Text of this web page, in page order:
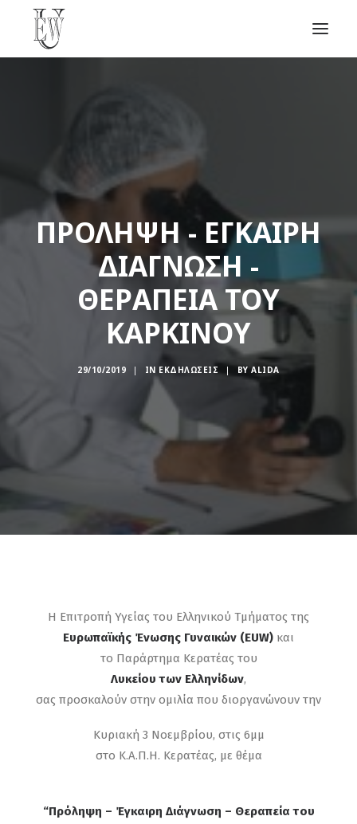
ΣΥΜΜΕΤΟΧΗ
ΕΠΙΚΟΙΝΩΝΙΑ
ΠΡΌΛΗΨΗ - ΈΓΚΑΙΡΗ
ΔΙΆΓΝΩΣΗ -
ΘΕΡΑΠΕΊΑ ΤΟΥ
ΚΑΡΚΊΝΟΥ
29/10/2019 | IN ΕΚΔΗΛΏΣΕΙΣ | BYALIDA
Η Επιτροπή Υγείας του Ελληνικού Τμήματος της
Ευρωπαϊκής Ένωσης Γυναικών (EUW) και
το Παράρτημα Κερατέας του
Λυκείου των Ελληνίδων,
σας προσκαλούν στην ομιλία που διοργανώνουν την
Κυριακή 3 Νοεμβρίου, στις 6μμ
στο Κ.Α.Π.Η. Κερατέας, με θέμα
“Πρόληψη – Έγκαιρη Διάγνωση – Θεραπεία του